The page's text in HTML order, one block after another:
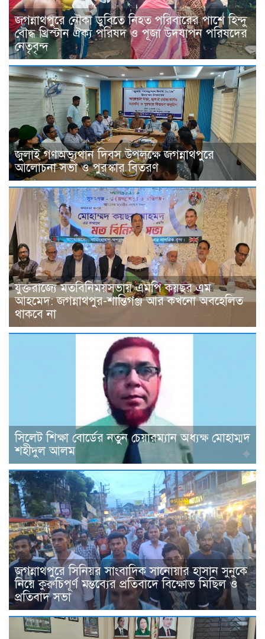
জগন্নাথপুরে নৌকা ডুবিতে নিহত পরিবারের পাশে হিন্দু
বৌদ্ধ খ্রিস্টান ঐক্য পরিষদ ও পূজা উদযাপন পরিষদের
নেতৃবৃন্দ
জুলাই গণঅভ্যূথান দিবস উপলক্ষে জগন্নাথপুরে
আলোচনা সভা ও পুরস্কার বিতরণ
যুক্তরাজ্যে মতবিনিময়সভায় এমপি কয়ছর এম
আহমেদ: জগন্নাথপুর-শান্তিগঞ্জ আর কখনো অবহেলিত
থাকবে না
সিলেট শিক্ষা বোর্ডের নতুন চেয়ারম্যান অধ্যক্ষ মোহাম্মদ
শহীদুল আলম
জগন্নাথপুরে সিনিয়র সাংবাদিক সানোয়ার হাসান সুনুকে
নিয়ে কুরুচিপূর্ণ মন্তব্যের প্রতিবাদে বিক্ষোভ মিছিল ও
প্রতিবাদ সভা